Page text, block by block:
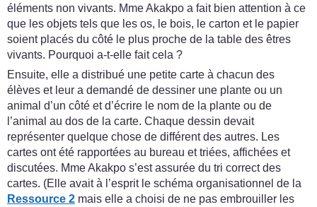
éléments non vivants. Mme Akakpo a fait bien attention à ce
que les objets tels que les os, le bois, le carton et le papier
soient placés du côté le plus proche de la table des êtres
vivants. Pourquoi a-t-elle fait cela ?
Ensuite, elle a distribué une petite carte à chacun des
élèves et leur a demandé de dessiner une plante ou un
animal d’un côté et d’écrire le nom de la plante ou de
l’animal au dos de la carte. Chaque dessin devait
représenter quelque chose de différent des autres. Les
cartes ont été rapportées au bureau et triées, affichées et
discutées. Mme Akakpo s’est assurée du tri correct des
cartes. (Elle avait à l’esprit le schéma organisationnel de la
Ressource 2 mais elle a choisi de ne pas embrouiller les